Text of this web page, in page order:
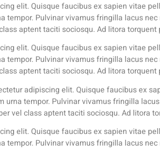
elit. Quisque faucibus ex sapien vitae
tempor. Pulvinar vivamus fringilla lacus
aptent taciti sociosqu. Ad litora
elit. Quisque faucibus ex sapien vitae
tempor. Pulvinar vivamus fringilla lacus
aptent taciti sociosqu. Ad litora
adipiscing elit. Quisque faucibus ex
urna tempor. Pulvinar vivamus fringilla
vel class aptent taciti sociosqu. Ad litora
elit. Quisque faucibus ex sapien vitae
tempor. Pulvinar vivamus fringilla lacus